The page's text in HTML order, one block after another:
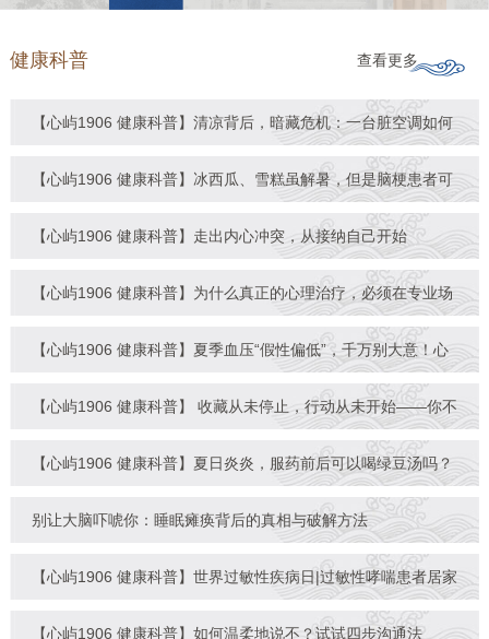
健康科普 查看更多
【心屿1906 健康科普】清凉背后，暗藏危机：一台脏空调如何
威胁
【心屿1906 健康科普】冰西瓜、雪糕虽解暑，但是脑梗患者可
得“
【心屿1906 健康科普】走出内心冲突，从接纳自己开始
【心屿1906 健康科普】为什么真正的心理治疗，必须在专业场
所进
【心屿1906 健康科普】夏季血压“假性偏低”，千万别大意！心
内
【心屿1906 健康科普】 收藏从未停止，行动从未开始——你不
是在
【心屿1906 健康科普】夏日炎炎，服药前后可以喝绿豆汤吗？
别让大脑吓唬你：睡眠瘫痪背后的真相与破解方法
【心屿1906 健康科普】世界过敏性疾病日|过敏性哮喘患者居家
护
【心屿1906 健康科普】如何温柔地说不？试试四步沟通法